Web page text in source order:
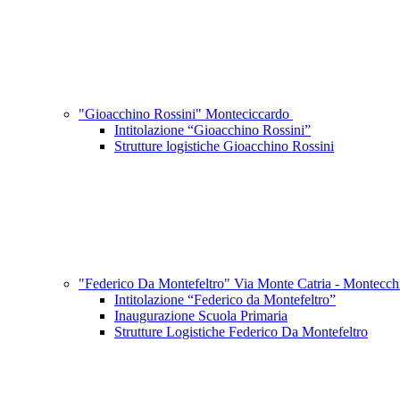
"Gioacchino Rossini" Monteciccardo
Intitolazione “Gioacchino Rossini”
Strutture logistiche Gioacchino Rossini
"Federico Da Montefeltro" Via Monte Catria -
Intitolazione “Federico da Montefeltro”
Inaugurazione Scuola Primaria
Strutture Logistiche Federico Da Montefeltro